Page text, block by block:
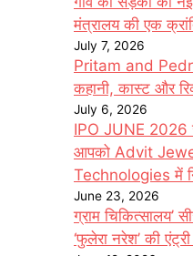
मंत्रालय की एक
July 7, 2026
Pritam and
कहानी, कास्ट और
July 6, 2026
IPO JUNE 2026
आपको Advit
Technologies में
June 23, 2026
ग्राम चिकित्सालय’
‘फुलेरा नरेश’ की